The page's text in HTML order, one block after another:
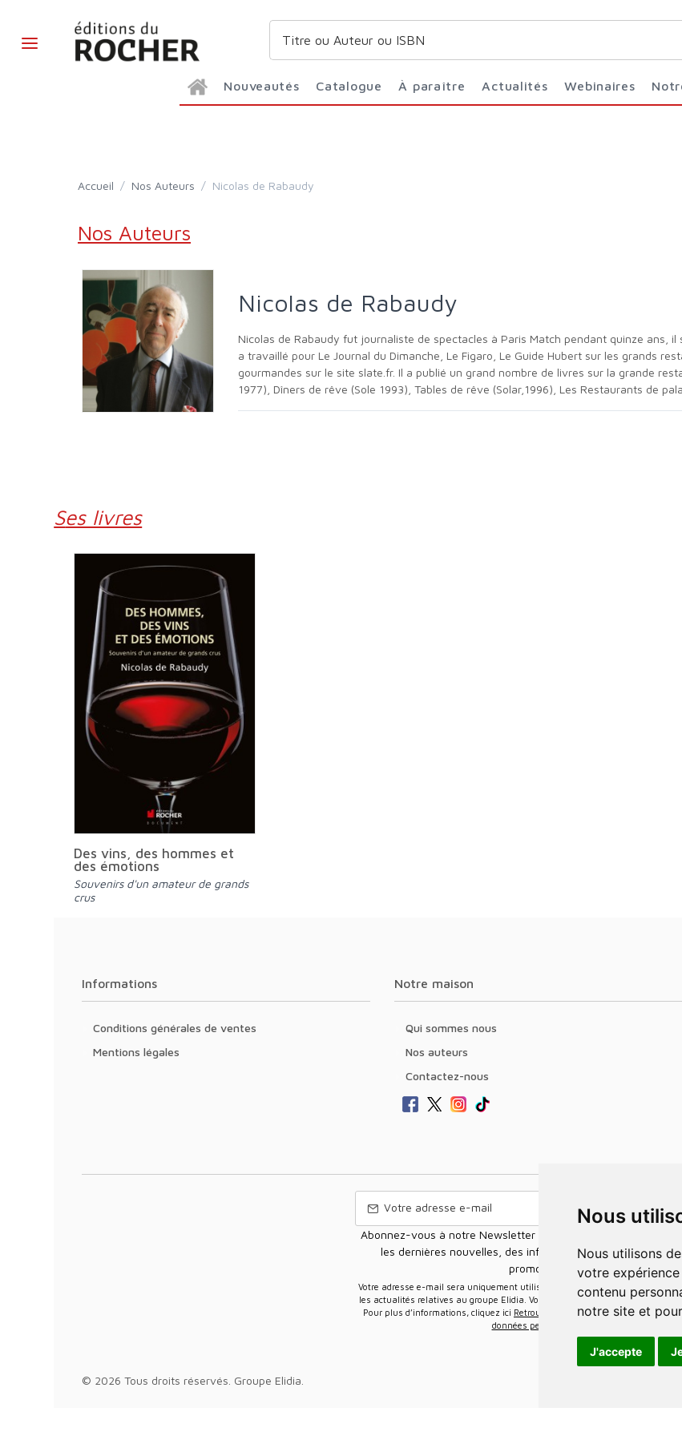
Nous
Nous utilisons des cookies et d'autres technologies de suivi pour améliorer
votre
contenu
notre site et
J'accepte
Nouveautés Catalogue À paraître Actualités Webinaires
Accueil / Nos Auteurs / Nicolas de Rabaudy
Nos Auteurs
Nicolas de Rabaudy
Nicolas de Rabaudy fut journaliste de spectacles à Paris Match pendant quinze ans, il s'est ensuite orienté vers le monde de la table et des vins. Il
a travaillé pour Le Journal du Dimanche, Le Figaro, Le Guide Hubert sur les grands
gourmandes sur le site slate.fr. Il a publié un grand nombre de livres sur la grande
1977), Dîners de rêve (Sole 1993), Tables de rêve (Solar,1996), Les Restaurants de
Ses livres
Des vins, des hommes et
des émotions
Souvenirs d'un amateur de grands
crus
Informations
Conditions générales de ventes
Mentions légales
Notre maison
Qui sommes nous
Nos auteurs
Contactez-nous
Abonnez-vous à notre Newsletter pour recevoir nos nouvelles
les dernières nouvelles, des informations sur les ventes et
promotions.
Votre adresse e-mail sera uniquement utilisée pour vous envoyer des informations sur
les actualités relatives au groupe Elidia. Vous pouvez vous désinscrire à tout
Pour plus d’informations, cliquez ici Retrouvez ici notre politique de
données personnelles
© 2026 Tous droits réservés. Groupe Elidia